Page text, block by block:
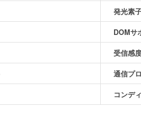
発光素
DOMサ
受信感
通信プ
コンデ